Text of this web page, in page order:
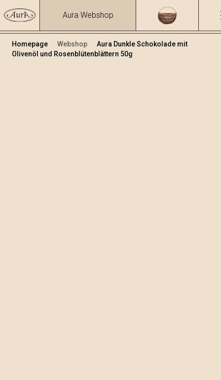
Aura Webshop
Homepage Webshop
Aura Dunkle Schokolade mit
Olivenöl und Rosenblütenblättern 50g